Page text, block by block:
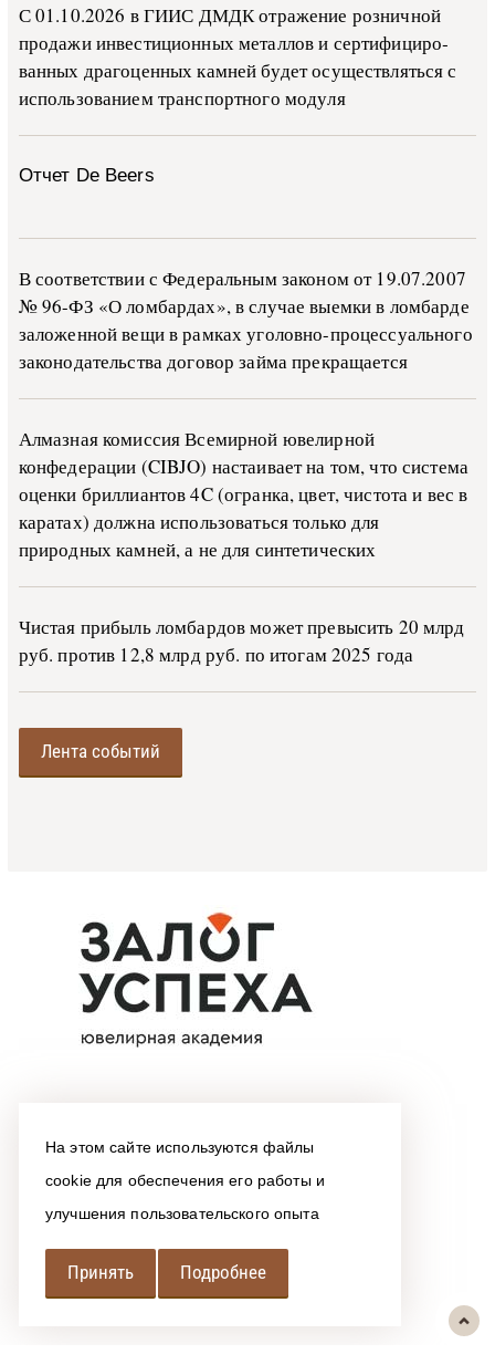
На этом сайте используются файлы
cookie для обеспечения его работы и
улучшения пользовательского опыта
Принять Подробнее
С 01.10.2026 в ГИИС ДМДК от­ра­же­ние роз­ни­ч­ной
про­да­жи ин­ве­сти­ци­он­ных ме­тал­лов и сер­ти­фи­ци­ро­
ван­ных дра­го­цен­ных ка­м­ней бу­дет осу­ще­ств­лять­ся с
ис­поль­зо­ва­ни­ем тран­с­пор­т­но­го мо­ду­ля
Отчет De Beers
В со­о­т­вет­ствии с Фе­де­раль­ным за­ко­ном от 19.07.2007
№ 96-ФЗ «О ло­м­бар­дах», в слу­чае вы­е­м­ки в ло­м­бар­де
за­ло­жен­ной ве­щи в ра­м­ках уго­ло­в­но-­про­цес­су­аль­но­го
за­ко­но­да­тель­ства до­го­вор зай­ма пре­кра­ща­ет­ся
Алмазная комиссия Всемирной ювелирной
конфедерации (CIBJO) настаивает на том, что система
оценки бриллиантов 4C (огранка, цвет, чистота и вес в
каратах) должна использоваться только для
природных камней, а не для синтетических
Чистая прибыль ломбардов может превысить 20 млрд
руб. против 12,8 млрд руб. по итогам 2025 года
Лента событий